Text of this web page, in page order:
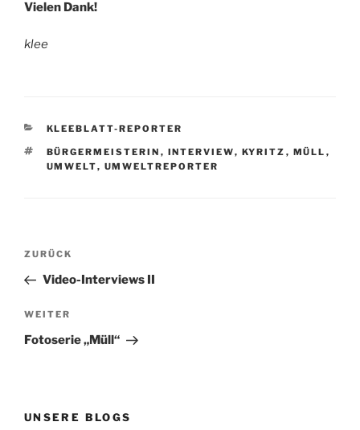
Vielen Dank!
klee
KATEGORIEN
KLEEBLATT-REPORTER
SCHLAGWÖRTER
BÜRGERMEISTERIN , INTERVIEW, KYRITZ , MÜLL ,
UMWELT, UMWELTREPORTER
Beitragsnavigation
Vorheriger
Beitrag
ZURÜCK
Video-Interviews II
Nächster
Beitrag
WEITER
Fotoserie „Müll“
UNSERE BLOGS